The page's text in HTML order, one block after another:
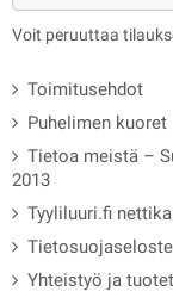
Voit peruuttaa
Toimitusehdot
Puhelimen kuoret
Tietoa meistä –
2013
Tyyliluuri.fi
Tietosuojaseloste
Yhteistyö ja